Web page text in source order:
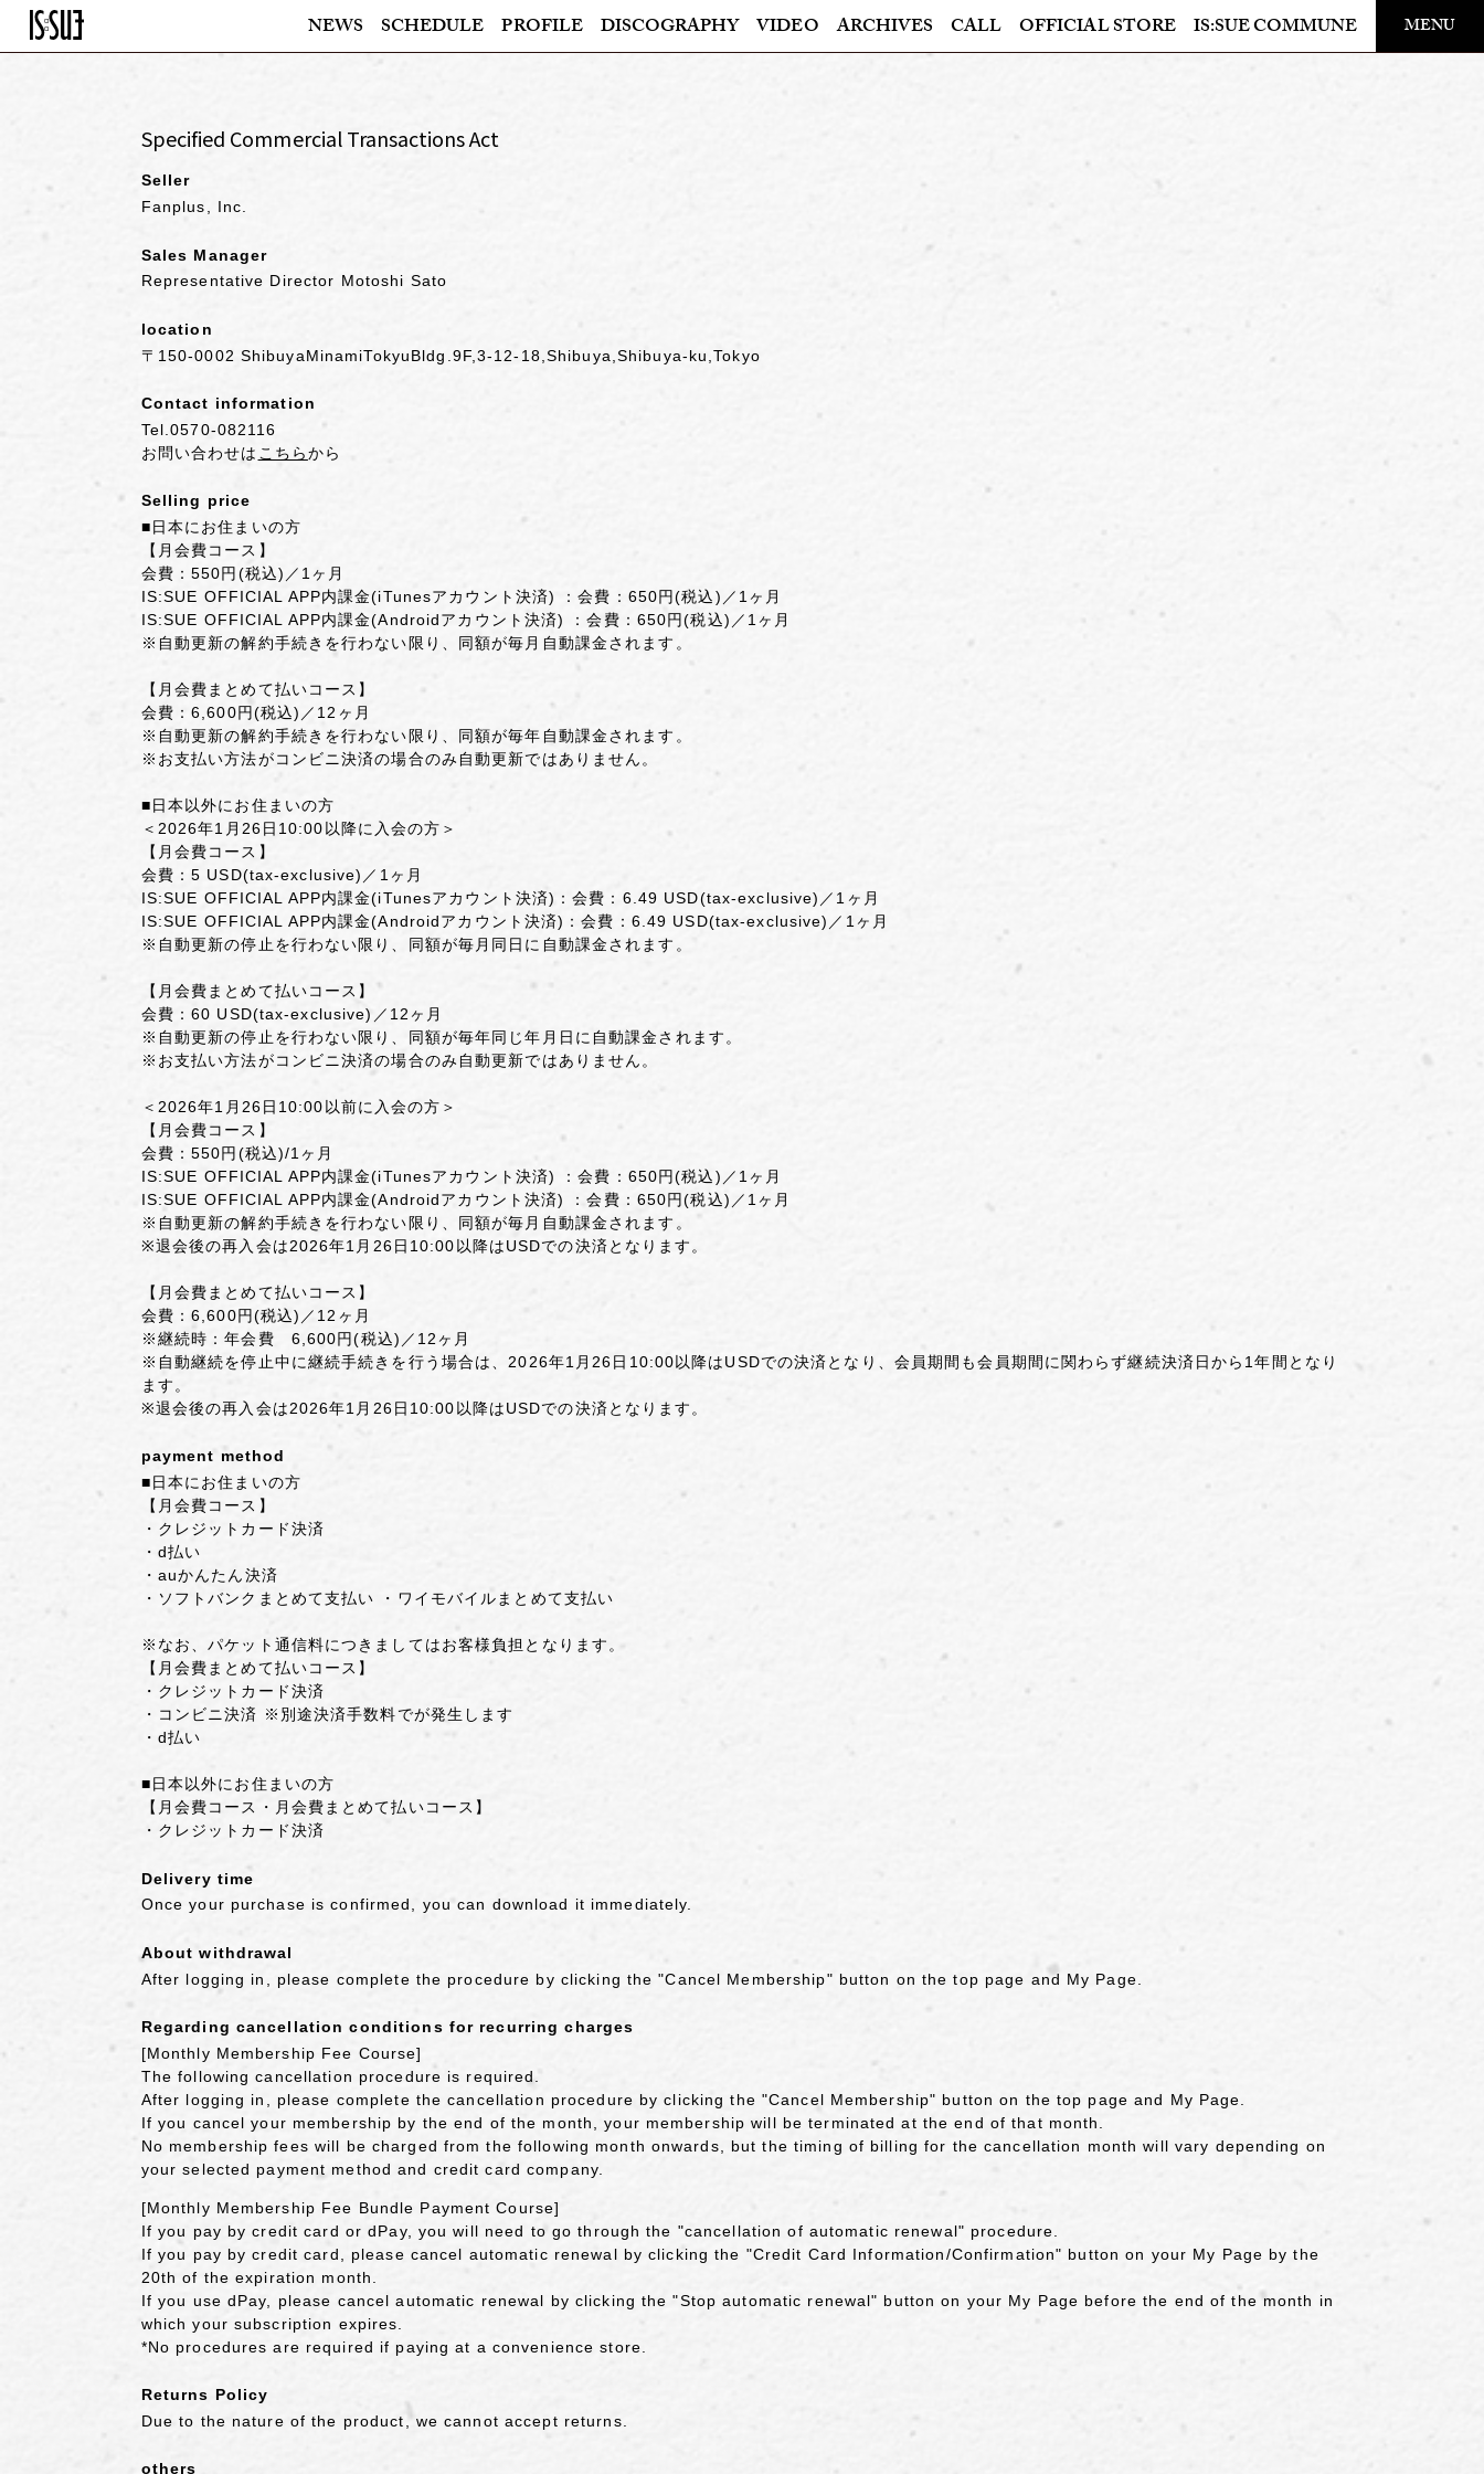
NEWS SCHEDULE PROFILE DISCOGRAPHY VIDEO ARCHIVES CALL OFFICIAL STORE IS:SUE COMMUNE MENU
​ ​
Specified Commercial Transactions Act
Seller
Fanplus, Inc.
Sales Manager
Representative Director Motoshi Sato
location
〒150-0002 ShibuyaMinamiTokyuBldg.9F,3-12-18,Shibuya,Shibuya-ku,Tokyo
Contact information
Tel.0570-082116
お問い合わせは こちらから
Selling price
■日本にお住まいの方
【月会費コース】
会費：550円(税込)／1ヶ月
IS:SUE OFFICIAL APP内課金(iTunesアカウント決済) ：会費：650円(税込)／1ヶ月
IS:SUE OFFICIAL APP内課金(Androidアカウント決済) ：会費：650円(税込)／1ヶ月
※自動更新の解約手続きを行わない限り、同額が毎月自動課金されます。
【月会費まとめて払いコース】
会費：6,600円(税込)／12ヶ月
※自動更新の解約手続きを行わない限り、同額が毎年自動課金されます。
※お支払い方法がコンビニ決済の場合のみ自動更新ではありません。
■日本以外にお住まいの方
＜2026年1月26日10:00以降に入会の方＞
【月会費コース】
会費：5 USD(tax-exclusive)／1ヶ月
IS:SUE OFFICIAL APP内課金(iTunesアカウント決済)：会費：6.49 USD(tax-exclusive)／1ヶ月
IS:SUE OFFICIAL APP内課金(Androidアカウント決済)：会費：6.49 USD(tax-exclusive)／1ヶ月
※自動更新の停止を行わない限り、同額が毎月同日に自動課金されます。
【月会費まとめて払いコース】
会費：60 USD(tax-exclusive)／12ヶ月
※自動更新の停止を行わない限り、同額が毎年同じ年月日に自動課金されます。
※お支払い方法がコンビニ決済の場合のみ自動更新ではありません。
＜2026年1月26日10:00以前に入会の方＞
【月会費コース】
会費：550円(税込)/1ヶ月
IS:SUE OFFICIAL APP内課金(iTunesアカウント決済) ：会費：650円(税込)／1ヶ月
IS:SUE OFFICIAL APP内課金(Androidアカウント決済) ：会費：650円(税込)／1ヶ月
※自動更新の解約手続きを行わない限り、同額が毎月自動課金されます。
※退会後の再入会は2026年1月26日10:00以降はUSDでの決済となります。
【月会費まとめて払いコース】
会費：6,600円(税込)／12ヶ月
※継続時：年会費 6,600円(税込)／12ヶ月
※自動継続を停止中に継続手続きを行う場合は、2026年1月26日10:00以降はUSDでの決済となり、会員期間も会員期間に関わらず継続決済日から1年間となり
ます。
※退会後の再入会は2026年1月26日10:00以降はUSDでの決済となります。
payment method
■日本にお住まいの方
【月会費コース】
・クレジットカード決済
・d払い
・auかんたん決済
・ソフトバンクまとめて支払い ・ワイモバイルまとめて支払い
※なお、パケット通信料につきましてはお客様負担となります。
【月会費まとめて払いコース】
・クレジットカード決済
・コンビニ決済 ※別途決済手数料でが発生します
・d払い
■日本以外にお住まいの方
【月会費コース・月会費まとめて払いコース】
・クレジットカード決済
Delivery time
Once your purchase is confirmed, you can download it immediately.
About withdrawal
After logging in, please complete the procedure by clicking the "Cancel Membership" button on the top page and My Page.
Regarding cancellation conditions for recurring charges
[Monthly Membership Fee Course]
The following cancellation procedure is required.
After logging in, please complete the cancellation procedure by clicking the "Cancel Membership" button on the top page and My Page.
If you cancel your membership by the end of the month, your membership will be terminated at the end of that month.
No membership fees will be charged from the following month onwards, but the timing of billing for the cancellation month will vary depending on
your selected payment method and credit card company.
[Monthly Membership Fee Bundle Payment Course]
If you pay by credit card or dPay, you will need to go through the "cancellation of automatic renewal" procedure.
If you pay by credit card, please cancel automatic renewal by clicking the "Credit Card Information/Confirmation" button on your My Page by the
20th of the expiration month.
If you use dPay, please cancel automatic renewal by clicking the "Stop automatic renewal" button on your My Page before the end of the month in
which your subscription expires.
*No procedures are required if paying at a convenience store.
Returns Policy
Due to the nature of the product, we cannot accept returns.
others